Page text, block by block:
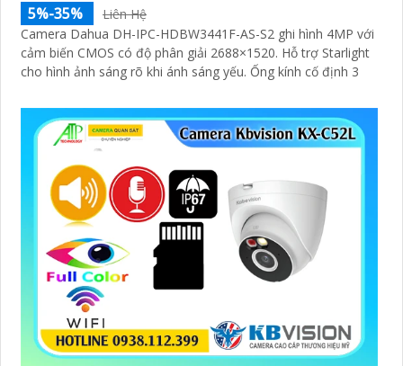
5%-35%
Liên Hệ
Camera Dahua DH-IPC-HDBW3441F-AS-S2 ghi hình 4MP với
cảm biến CMOS có độ phân giải 2688×1520. Hỗ trợ Starlight
cho hình ảnh sáng rõ khi ánh sáng yếu. Ống kính cố định 3